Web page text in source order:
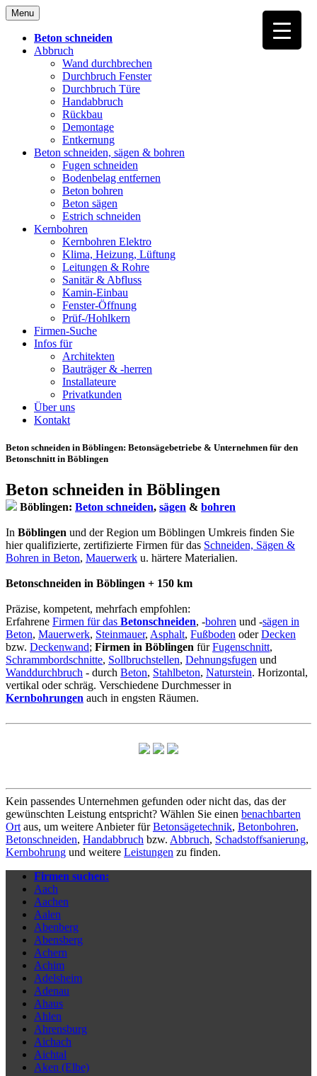
Skip
to
content
Menu
Beton schneiden
Abbruch
Wand durchbrechen
Durchbruch Fenster
Durchbruch Türe
Handabbruch
Rückbau
Demontage
Entkernung
Beton schneiden, sägen & bohren
Fugen schneiden
Bodenbelag entfernen
Beton bohren
Beton sägen
Estrich schneiden
Kernbohren
Kernbohren Elektro
Klima, Heizung, Lüftung
Leitungen & Rohre
Sanitär & Abfluss
Kamin-Einbau
Fenster-Öffnung
Prüf-/Hohlkern
Firmen-Suche
Infos für
Architekten
Bauträger & -herren
Installateure
Privatkunden
Über uns
Kontakt
Beton schneiden in Böblingen: Betonsägebetriebe & Unternehmen für den
Betonschnitt in Böblingen
Beton schneiden in Böblingen
Böblingen: Beton schneiden, sägen & bohren
In Böblingen und der Region um Böblingen Umkreis finden Sie
hier qualifizierte, zertifizierte Firmen für das Schneiden, Sägen &
Bohren in Beton, Mauerwerk u. härtere Materialien.
Betonschneiden in Böblingen + 150 km
Präzise, kompetent, mehrfach empfohlen:
Erfahrene Firmen für das Betonschneiden, -bohren und -sägen in
Beton, Mauerwerk, Steinmauer, Asphalt, Fußboden oderDecken
bzw. Deckenwand; Firmen in Böblingen fürFugenschnitt,
Schrammbordschnitte, Sollbruchstellen, Dehnungsfugen und
Wanddurchbruch - durch Beton, Stahlbeton, Naturstein. Horizontal,
vertikal oder schräg. Verschiedene Durchmesser in
Kernbohrungen auch in engsten Räumen.
Kein passendes Unternehmen gefunden oder nicht das, das der
gewünschten Leistung entspricht? Wählen Sie einen benachbarten
Ort aus, um weitere Anbieter fürBetonsägetechnik, Betonbohren,
Betonschneiden, Handabbruch bzw. Abbruch, Schadstoffsanierung,
Kernbohrung und weitere Leistungen zu finden.
Firmen suchen:
Aach
Aachen
Aalen
Abenberg
Abensberg
Achern
Achim
Adelsheim
Adenau
Ahaus
Ahlen
Ahrensburg
Aichach
Aichtal
Aken (Elbe)